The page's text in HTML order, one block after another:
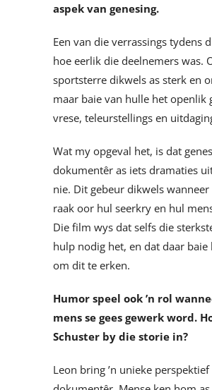
aspek van genesing.
Een van die verrassings tydens
hoe eerlik die deelnemers was.
sportsterre dikwels as sterk en
maar baie van hulle het openlik
vrese, teleurstellings en
Wat my opgeval het, is dat
dokumentêr as iets dramaties
nie. Dit gebeur dikwels
raak oor hul seerkry en hul
Die film wys dat selfs die
hulp nodig het, en dat daar baie
om dit te erken.
Humor speel ook ’n rol
mens se gees gewerk word.
Schuster by die storie in?
Leon bring ’n unieke